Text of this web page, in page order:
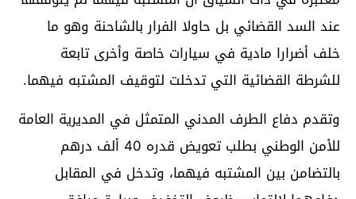
عند السد القضائي بل حاولا الفرار بالشاحنة وهو ما
خلف أضرارا مادية في سيارات خاصة وأخرى تابعة
للشرطة القضائية التي تدخلت لتوقيف المشتبه فيهما.
وتقدم دفاع الطرف المدني المتمثل في المديرية العامة
للأمن الوطني بطلب تعويض قدره 40 ألف درهم
بالتضامن بين المشتبه فيهما، وتدخل في المقابل